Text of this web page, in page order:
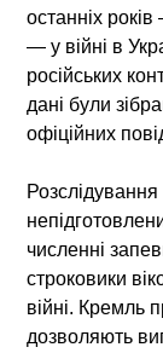
останніх
— у війні в
російських
дані були
офіційних
численні
строковики
війні. Кремль
дозволяють